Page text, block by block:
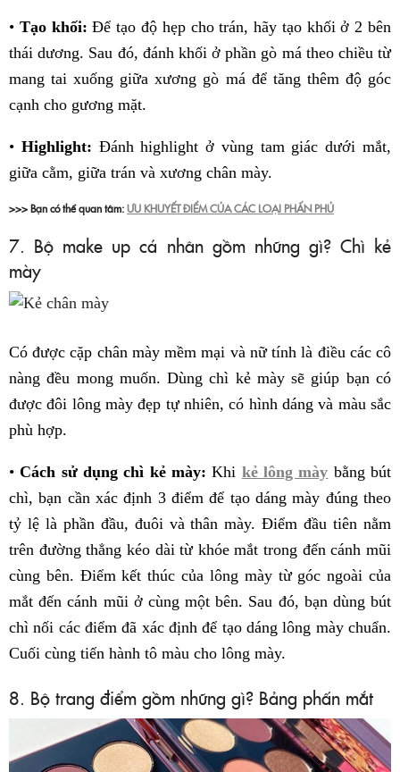
• Tạo khối: Để tạo độ hẹp cho trán, hãy tạo khối ở 2 bên
thái dương. Sau đó, đánh khối ở phần gò má theo chiều từ
mang tai xuống giữa xương gò má để tăng thêm độ góc
cạnh cho gương mặt.
• Highlight: Đánh highlight ở vùng tam giác dưới mắt,
giữa cằm, giữa trán và xương chân mày.
>>> Bạn có thể quan tâm:ƯU KHUYẾT ĐIỂM CỦA CÁC LOẠI PHẤN PHỦ
7. Bộ make up cá nhân gồm những gì? Chì kẻ
mày
Có được cặp chân mày mềm mại và nữ tính là điều các cô
nàng đều mong muốn. Dùng chì kẻ mày sẽ giúp bạn có
được đôi lông mày đẹp tự nhiên, có hình dáng và màu sắc
phù hợp.
•Cách sử dụng chì kẻ mày: Khi kẻ lông mày bằng bút
chì, bạn cần xác định 3 điểm để tạo dáng mày đúng theo
tỷ lệ là phần đầu, đuôi và thân mày. Điểm đầu tiên nằm
trên đường thẳng kéo dài từ khóe mắt trong đến cánh mũi
cùng bên. Điểm kết thúc của lông mày từ góc ngoài của
mắt đến cánh mũi ở cùng một bên. Sau đó, bạn dùng bút
chì nối các điểm đã xác định để tạo dáng lông mày chuẩn.
Cuối cùng tiến hành tô màu cho lông mày.
8. Bộ trang điểm gồm những gì? Bảng phấn mắt